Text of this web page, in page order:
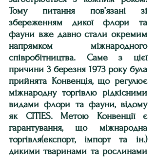
Тому питання пов’язані зі
збереженням дикої флори та
фауни вже давно стали окремим
напрямком міжнародного
співробітництва. Саме з цієї
причини 3 березня 1973 року була
прийнята Конвенція, що регулює
міжнародну торгівлю рідкісними
видами флори та фауни, відому
як CITIES. Метою Конвенції є
гарантування, що міжнародна
торгівля(експорт, імпорт та ін.)
дикими тваринами та рослинами